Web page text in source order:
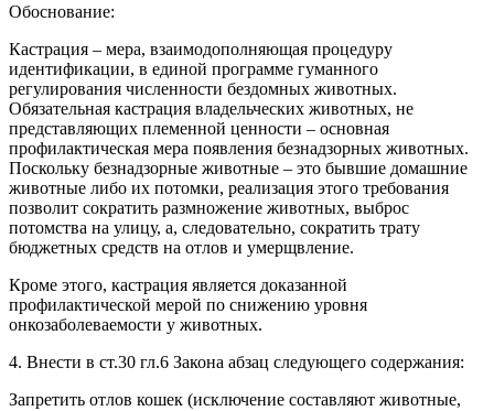
Обоснование:
Кастрация – мера, взаимодополняющая процедуру
идентификации, в единой программе гуманного
регулирования численности бездомных животных.
Обязательная кастрация владельческих животных, не
представляющих племенной ценности – основная
профилактическая мера появления безнадзорных животных.
Поскольку безнадзорные животные – это бывшие домашние
животные либо их потомки, реализация этого требования
позволит сократить размножение животных, выброс
потомства на улицу, а, следовательно, сократить трату
бюджетных средств на отлов и умерщвление.
Кроме этого, кастрация является доказанной
профилактической мерой по снижению уровня
онкозаболеваемости у животных.
4. Внести в ст.30 гл.6 Закона абзац следующего содержания:
Запретить отлов кошек (исключение составляют животные,